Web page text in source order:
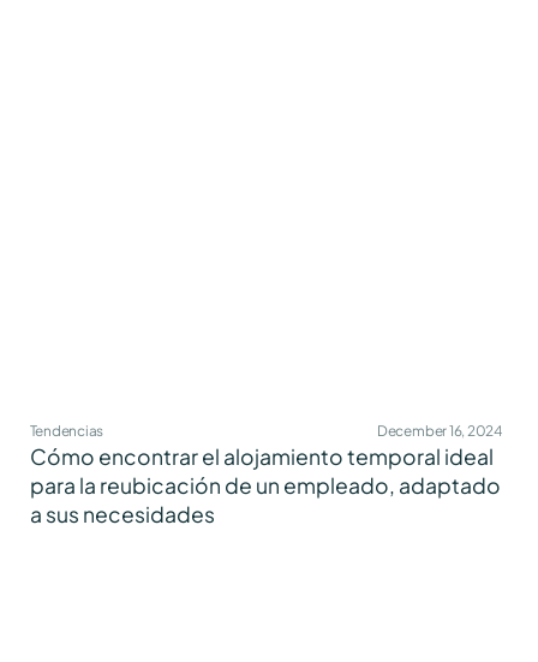
Tendencias December 16, 2024
Cómo encontrar el alojamiento temporal ideal
para la reubicación de un empleado, adaptado
a sus necesidades